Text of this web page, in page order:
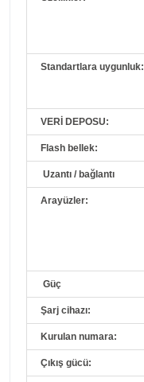
Standartlara uygunluk:
VERİ DEPOSU:
Flash bellek:
Uzantı / bağlantı
Arayüzler:
Güç
Şarj cihazı:
Kurulan numara:
Çıkış gücü: